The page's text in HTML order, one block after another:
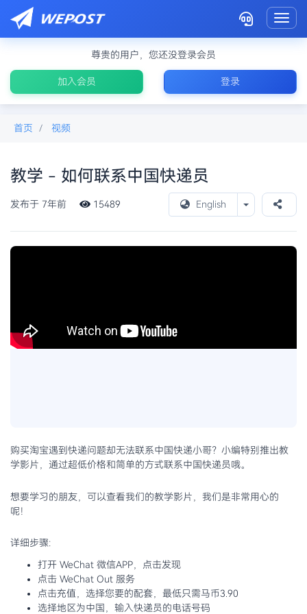
尊贵的用户，您还没登录会员
加入会员 登录
首页 视频
教学 - 如何联系中国快递员
发布于 7年前 15489 English Toggle
购买淘宝遇到快递问题却无法联系中国快递小哥？小编特别推出教
学影片，通过超低价格和简单的方式联系中国快递员哦。
想要学习的朋友，可以查看我们的教学影片，我们是非常用心的
呢！
详细步骤:
打开 WeChat 微信APP，点击发现
点击 WeChat Out 服务
点击充值，选择您要的配套，最低只需马币3.90
选择地区为中国，输入快递员的电话号码